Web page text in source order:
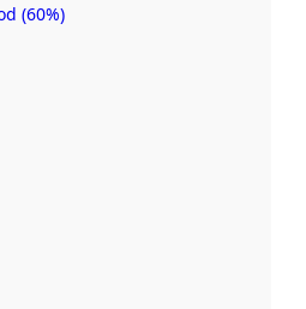
(60%)